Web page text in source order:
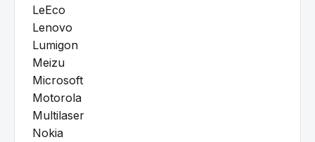
LeEco
Lenovo
Lumigon
Meizu
Microsoft
Motorola
Multilaser
Nokia